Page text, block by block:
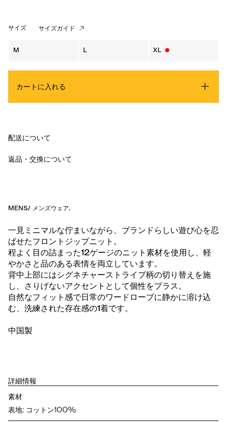
サイズ サイズガイド
M L XL
カートに入れる
配送について
返品・交換について
MENS/ メンズウェア.
一見ミニマルな佇まいながら、ブランドらしい遊び心を忍
ばせたフロントジップニット。
程よく目の詰まった12ゲージのニット素材を使用し、軽
やかさと品のある表情を両立しています。
背中上部にはシグネチャーストライプ柄の切り替えを施
し、さりげないアクセントとして個性をプラス。
自然なフィット感で日常のワードローブに静かに溶け込
む、洗練された存在感の1着です。
中国製
詳細情報
素材
表地: コットン100%